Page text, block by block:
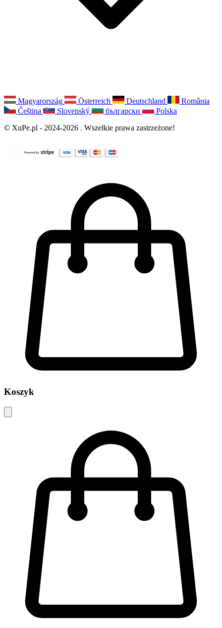
Magyarország Österreich Deutschland
România
Čeština
Slovenský български
Polska
© XuPe.pl - 2024-2026 . Wszelkie prawa zastrzeżone!
Koszyk